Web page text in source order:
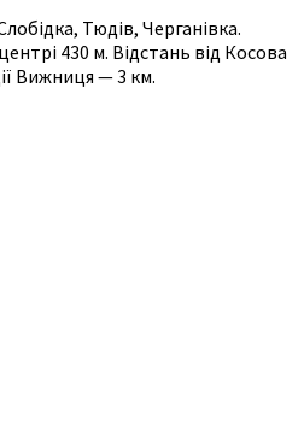
Тюдів, Черганівка.
430 м. Відстань від Косова
Вижниця — 3 км.